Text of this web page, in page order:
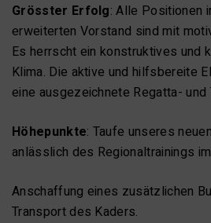
Grösster Erfolg: Alle Positionen
erweiterten Vorstand sind mit
Es herrscht ein konstruktives und
Klima. Die aktive und hilfsbereite
eine ausgezeichnete Regatta- und
Höhepunkte: Taufe unseres
anlässlich des Regionaltrainings
Anschaffung eines zusätzlichen
Transport des Kaders.